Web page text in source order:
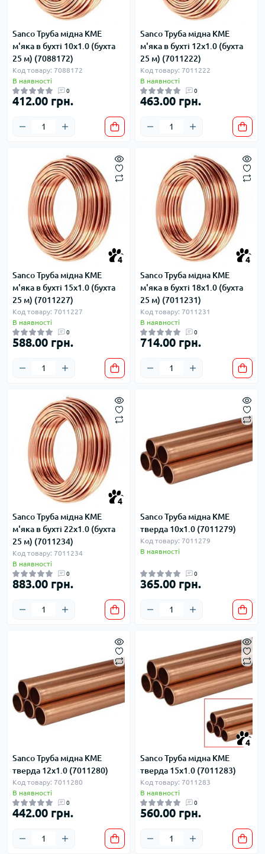
Sanco Труба мідна KME
м'яка в бухті 10x1.0 (бухта
25 м) (7088172)
Код товару: 7088172
В наявності
0
412.00 грн.
Sanco Труба мідна KME
м'яка в бухті 12x1.0 (бухта
25 м) (7011222)
Код товару: 7011222
В наявності
0
463.00 грн.
4
Sanco Труба мідна KME
м'яка в бухті 15x1.0 (бухта
25 м) (7011227)
Код товару: 7011227
В наявності
0
588.00 грн.
4
Sanco Труба мідна KME
м'яка в бухті 18x1.0 (бухта
25 м) (7011231)
Код товару: 7011231
В наявності
0
714.00 грн.
4
Sanco Труба мідна KME
м'яка в бухті 22x1.0 (бухта
25 м) (7011234)
Код товару: 7011234
В наявності
0
883.00 грн.
Sanco Труба мідна KME
тверда 10x1.0 (7011279)
Код товару: 7011279
В наявності
0
365.00 грн.
Sanco Труба мідна KME
тверда 12x1.0 (7011280)
Код товару: 7011280
В наявності
0
442.00 грн.
4
Sanco Труба мідна KME
тверда 15x1.0 (7011283)
Код товару: 7011283
В наявності
0
560.00 грн.